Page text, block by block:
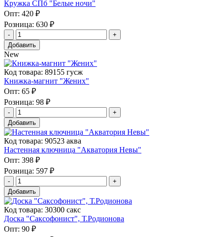
Кружка СПб "Белые ночи"
Опт: 420 ₽
Розница: 630 ₽
Добавить
New
Код товара: 89155 гусж
Книжка-магнит "Жених"
Опт: 65 ₽
Розница: 98 ₽
Добавить
Код товара: 90523 аква
Настенная ключница "Акватория Невы"
Опт: 398 ₽
Розница: 597 ₽
Добавить
Код товара: 30300 сакс
Доска "Саксофонист", Т.Родионова
Опт: 90 ₽